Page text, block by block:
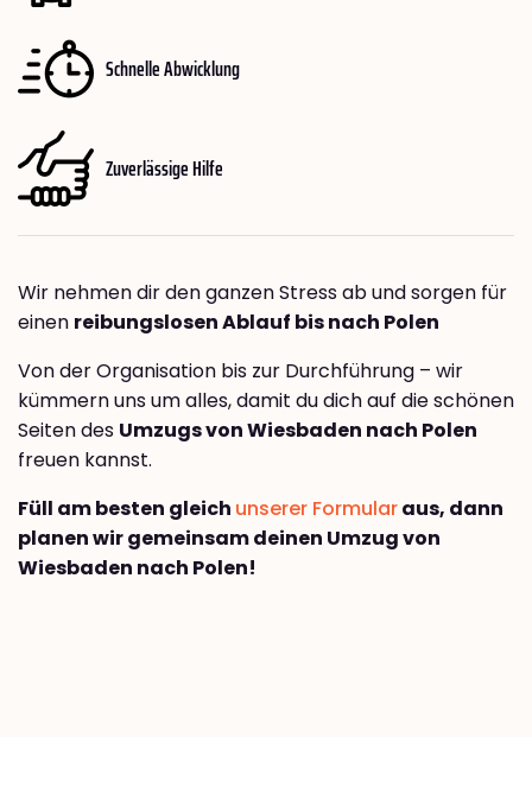
Schnelle Abwicklung
Zuverlässige Hilfe
Wir nehmen dir den ganzen Stress ab und sorgen für
einen reibungslosen Ablauf bis nach Polen
Von der Organisation bis zur Durchführung – wir
kümmern uns um alles, damit du dich auf die schönen
Seiten des Umzugs von Wiesbaden nach Polen
freuen kannst.
Füll am besten gleich unserer Formularaus, dann
planen wir gemeinsam deinen Umzug von
Wiesbaden nach Polen!